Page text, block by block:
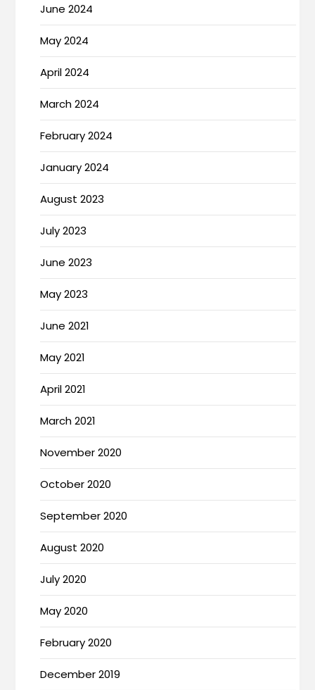
June 2024
May 2024
April 2024
March 2024
February 2024
January 2024
August 2023
July 2023
June 2023
May 2023
June 2021
May 2021
April 2021
March 2021
November 2020
October 2020
September 2020
August 2020
July 2020
May 2020
February 2020
December 2019